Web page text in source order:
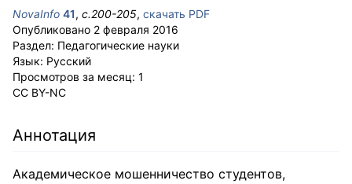
NovaInfo 41, с.200-205, скачать PDF
Опубликовано 2 февраля 2016
Раздел: Педагогические науки
Язык: Русский
Просмотров за месяц: 1
CC BY-NC
Аннотация
Академическое мошенничество студентов,